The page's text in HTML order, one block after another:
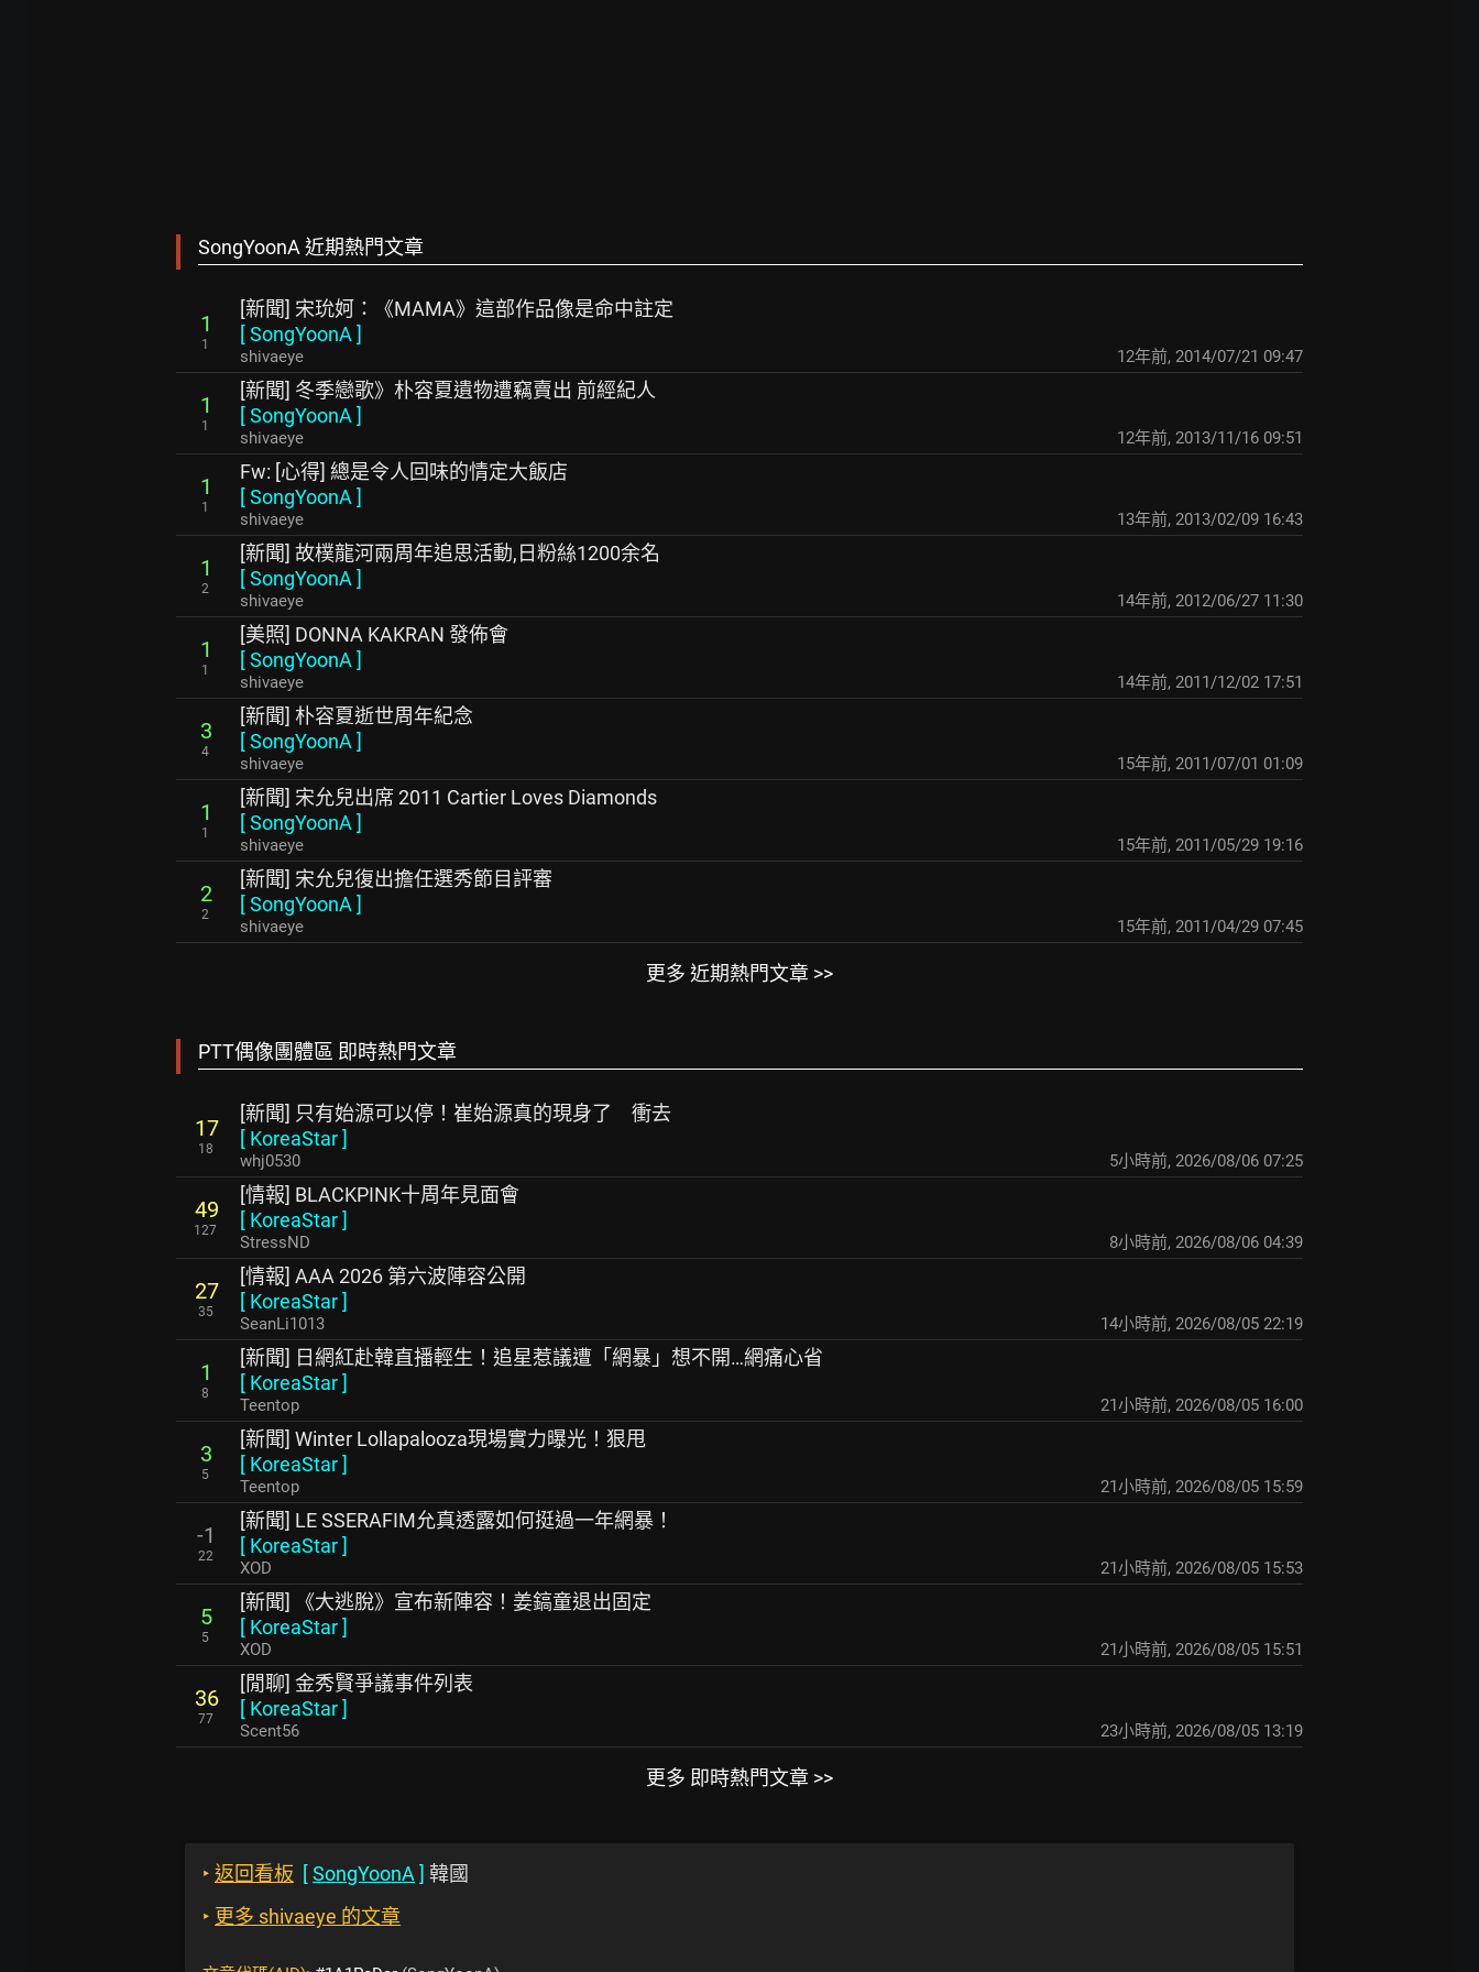
SongYoonA 近期熱門文章
1
1
[新聞] 宋玧妸：《MAMA》這部作品像是命中註定
[SongYoonA ]
shivaeye 12年前, 2014/07/21 09:47
1
1
[新聞] 冬季戀歌》朴容夏遺物遭竊賣出 前經紀人
[SongYoonA ]
shivaeye 12年前, 2013/11/16 09:51
1
1
Fw: [心得] 總是令人回味的情定大飯店
[SongYoonA ]
shivaeye 13年前, 2013/02/09 16:43
1
2
[新聞] 故樸龍河兩周年追思活動,日粉絲1200余名
[SongYoonA ]
shivaeye 14年前, 2012/06/27 11:30
1
1
[美照] DONNA KAKRAN 發佈會
[SongYoonA ]
shivaeye 14年前, 2011/12/02 17:51
3
4
[新聞] 朴容夏逝世周年紀念
[SongYoonA ]
shivaeye 15年前, 2011/07/01 01:09
1
1
[新聞] 宋允兒出席 2011 Cartier Loves Diamonds
[SongYoonA ]
shivaeye 15年前, 2011/05/29 19:16
2
2
[新聞] 宋允兒復出擔任選秀節目評審
[SongYoonA ]
shivaeye 15年前, 2011/04/29 07:45
更多 近期熱門文章 >>
PTT偶像團體區 即時熱門文章
17
18
[新聞] 只有始源可以停！崔始源真的現身了 衝去
[ KoreaStar]
whj0530 5小時前, 2026/08/06 07:25
49
127
[情報] BLACKPINK十周年見面會
[ KoreaStar]
StressND 8小時前, 2026/08/06 04:39
27
35
[情報] AAA 2026 第六波陣容公開
[ KoreaStar]
SeanLi1013 14小時前, 2026/08/05 22:19
1
8
[新聞] 日網紅赴韓直播輕生！追星惹議遭「網暴」想不開…網痛心省
[ KoreaStar]
Teentop 21小時前, 2026/08/05 16:00
3
5
[新聞] Winter Lollapalooza現場實力曝光！狠甩
[ KoreaStar]
Teentop 21小時前, 2026/08/05 15:59
-1
22
[新聞] LE SSERAFIM允真透露如何挺過一年網暴！
[ KoreaStar]
XOD 21小時前, 2026/08/05 15:53
5
5
[新聞] 《大逃脫》宣布新陣容！姜鎬童退出固定
[ KoreaStar]
XOD 21小時前, 2026/08/05 15:51
36
77
[閒聊] 金秀賢爭議事件列表
[ KoreaStar]
Scent56 23小時前, 2026/08/05 13:19
更多 即時熱門文章 >>
‣ 返回看板 [SongYoonA ] 韓國
‣ 更多 shivaeye 的文章